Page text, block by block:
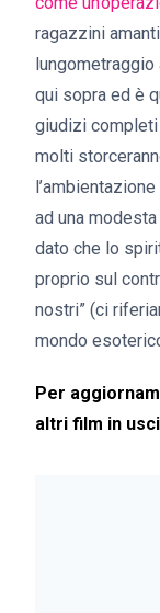
ragazzini
qui sopra ed è
giudizi completi
molti
ad una
dato che lo
proprio sul
nostri” (ci
mondo
Per
altri film in